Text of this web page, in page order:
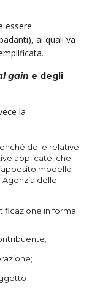
essere
ai quali va
gain e degli
la
delle relative
applicate, che
modello
Agenzia delle
in forma